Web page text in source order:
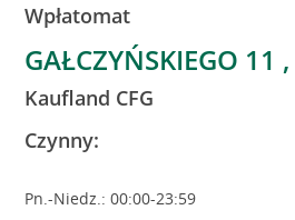
Wpłatomat
GAŁCZYŃSKIEGO 11
Kaufland CFG
Czynny:
Pn.-Niedz.: 00:00-23:59